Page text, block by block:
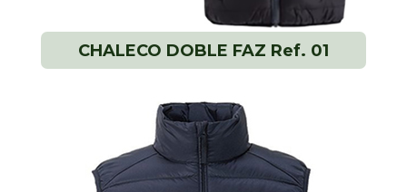
CHALECO DOBLE FAZ Ref. 01